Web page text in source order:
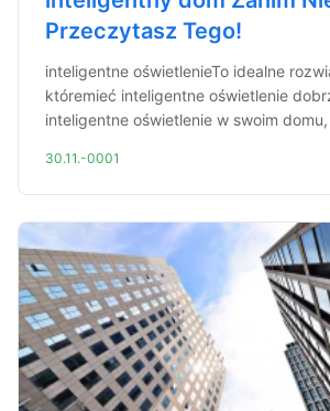
Przeczytasz Tego!
inteligentne oświetlenieTo idealne
któremieć inteligentne oświetlenie
inteligentne oświetlenie w swoim
30.11.-0001